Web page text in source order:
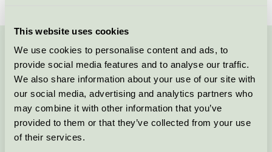
This website uses cookies
We use cookies to personalise content and ads, to
provide social media features and to analyse our traffic.
We also share information about your use of our site with
our social media, advertising and analytics partners who
may combine it with other information that you’ve
provided to them or that they’ve collected from your use
of their services.
Kontakta oss på 08-55 55 24 00eller via formuläret:
Fortsätt